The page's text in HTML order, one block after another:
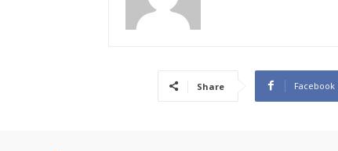
Share Facebook